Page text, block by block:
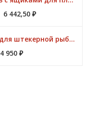
6 442,50 ₽
Набор для штекерной рыбалки CLUB KORUM PINK Поплавок (удилище 7м, аксессуары)
4 950 ₽